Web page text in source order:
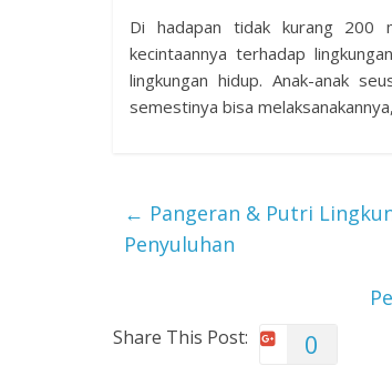
Di hadapan tidak kurang 200
kecintaannya terhadap
lingkungan hidup. Anak-anak
semestinya bisa
← Pangeran & Putri
Penyuluhan
Share This Post: 0